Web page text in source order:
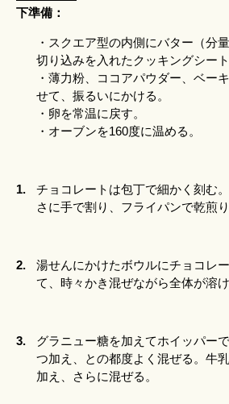
下準備：
・スクエア型の内側にバター（分
切り込みを入れたクッキングシート
・薄力粉、ココアパウダー、ベー
せて、振るいにかける。
・卵を常温に戻す。
・オーブンを160度に温める。
1.
チョコレートは包丁で細かく刻む
さに手で割り、フライパンで乾煎り
2.
湯せんにかけたボウルにチョコレ
て、時々かき混ぜながら全体が溶
3.
グラニュー糖を加えてホイッパー
つ加え、との都度よく混ぜる。牛
加え、さらに混ぜる。